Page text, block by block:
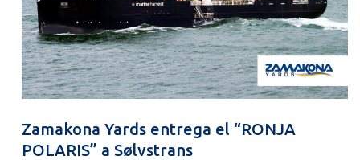
Zamakona Yards entrega el “RONJA
POLARIS” a Sølvstrans